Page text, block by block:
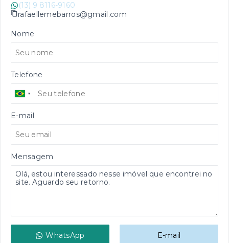
(13) 9 8116-9160
rafaellemebarros@gmail.com
Nome
Telefone
E-mail
Mensagem
WhatsApp E-mail